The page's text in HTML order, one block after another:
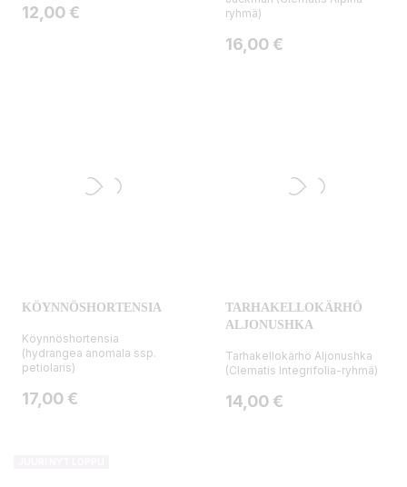
Hinta
12,00 €
ryhmä)
Hinta
16,00 €
KÖYNNÖSHORTENSIA
Köynnöshortensia
(hydrangea anomala ssp.
petiolaris)
Hinta
17,00 €
TARHAKELLOKÄRHÖ
ALJONUSHKA
Tarhakellokärhö Aljonushka
(Clematis Integrifolia-ryhmä)
Hinta
14,00 €